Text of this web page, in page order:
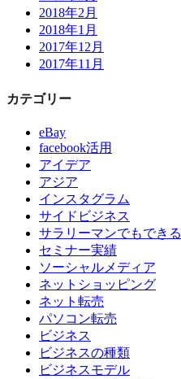
2018年2月
2018年1月
2017年12月
2017年11月
カテゴリー
eBay
facebook活用
アイデア
アジア
インスタグラム
サイドビジネス
サラリーマンでもできる
セミナー実績
ソーシャルメディア
ネットショッピング
ネット転売
パソコン転売
ビジネス
ビジネスの種類
ビジネスモデル